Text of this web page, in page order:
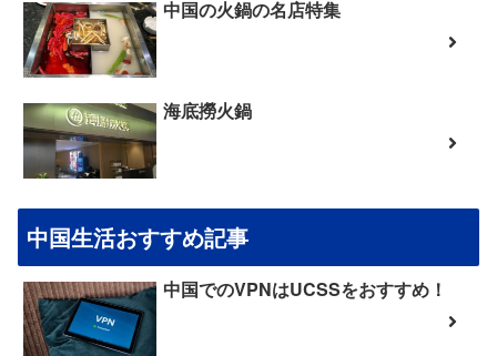
中国の火鍋の名店特集
海底撈火鍋
中国生活おすすめ記事
中国でのVPNはUCSSをおすすめ！